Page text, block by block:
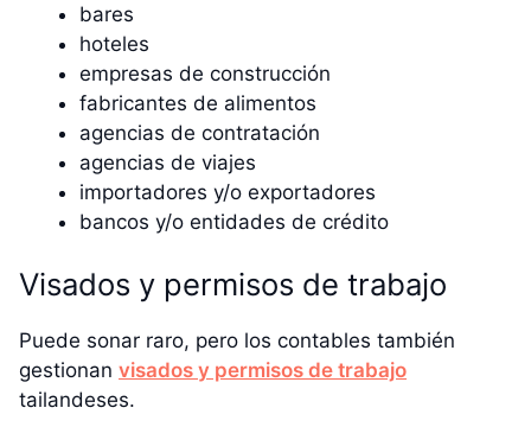
bares
hoteles
empresas de construcción
fabricantes de alimentos
agencias de contratación
agencias de viajes
importadores y/o exportadores
bancos y/o entidades de crédito
Visados y permisos de trabajo
Puede sonar raro, pero los contables también
gestionan visados y permisos de trabajo
tailandeses.